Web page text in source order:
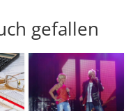
gefallen